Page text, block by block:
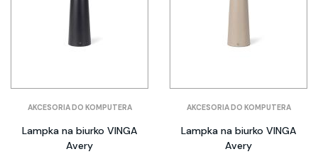
AKCESORIA DO KOMPUTERA
Lampka na biurko VINGA
Avery
AKCESORIA DO KOMPUTERA
Lampka na biurko VINGA
Avery